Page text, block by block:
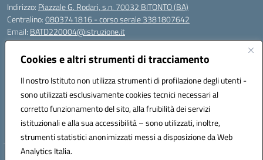
Cookies e altri strumenti di tracciamento
Il nostro Istituto non utilizza strumenti di profilazione degli utenti -
sono utilizzati esclusivamente cookies tecnici necessari al
corretto funzionamento del sito, alla fruibilità dei servizi
istituzionali e alla sua accessibilità – sono utilizzati, inoltre,
strumenti statistici anonimizzati messi a disposizione da Web
Analytics Italia.
Indirizzo: Piazzale G. Rodari, s.n. 70032 BITONTO (BA)
Centralino:0803741816 - corso serale 3381807642
Email: BATD220004@istruzione.it
Posta elettronica certificata (PEC):batd220004@pec.istruzione.it
Codice fiscale: 93062840728
Codice meccanografico:BATD220004
Codice Indice delle Pubbliche Amministrazioni (IPA): itcvg
Codice unico di fatturazione (CUF): UFIJVU
la scuola è raggiungibile anche al numero: ☎️ 3520316918